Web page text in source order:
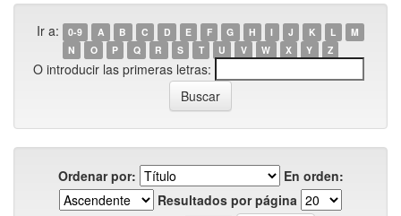
Ir a: 0-9 A B C D E F G H I J K L
M
N
O P Q R S T U V W X Y Z
O introducir las primeras letras:
Ordenar por:
En orden:
Resultados por página